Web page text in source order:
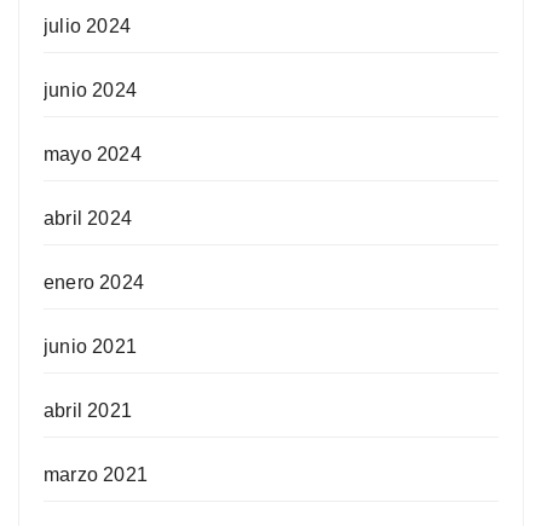
julio 2024
junio 2024
mayo 2024
abril 2024
enero 2024
junio 2021
abril 2021
marzo 2021